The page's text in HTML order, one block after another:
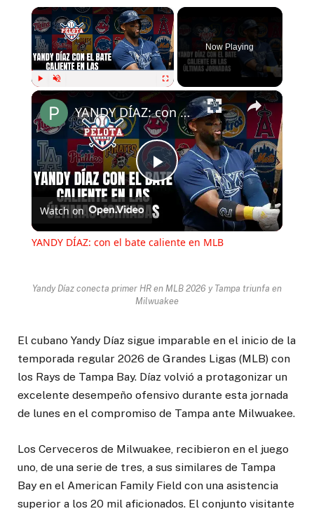
×
Play
Now Playing
×
Play
Video
YANDY DÍAZ: con el bate caliente en MLB
Watch on
YANDY DÍAZ: con el bate caliente en MLB
Yandy Díaz conecta primer HR en MLB 2026 y Tampa triunfa en
Milwuakee
El cubano Yandy Díaz sigue imparable en el inicio de la
temporada regular 2026 de Grandes Ligas (MLB) con
los Rays de Tampa Bay. Díaz volvió a protagonizar un
excelente desempeño ofensivo durante esta jornada
de lunes en el compromiso de Tampa ante Milwuakee.
Los Cerveceros de Milwuakee, recibieron en el juego
uno, de una serie de tres, a sus similares de Tampa
Bay en el American Family Field con una asistencia
superior a los 20 mil aficionados. El conjunto visitante